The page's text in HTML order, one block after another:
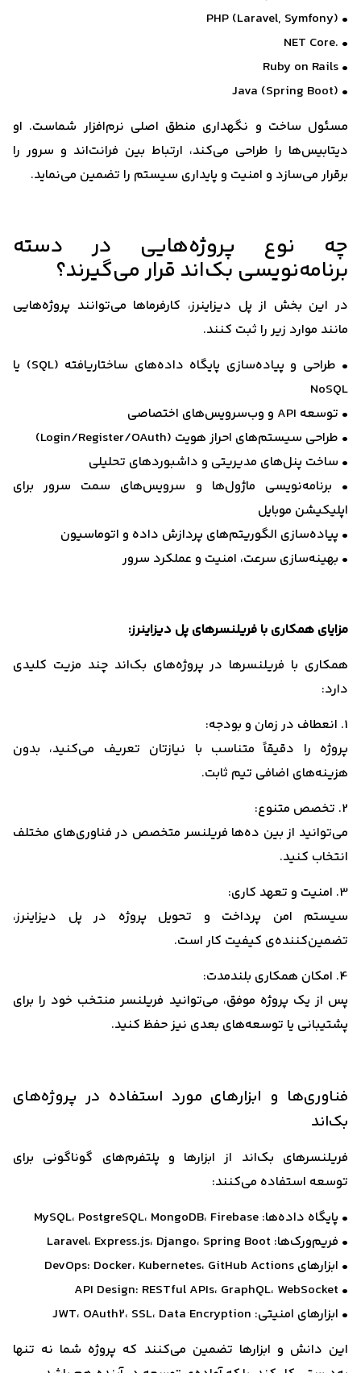
• PHP (Laravel, Symfony)
• .NET Core
• Ruby on Rails
• Java (Spring Boot)
مسئول ساخت و نگهداری منطق اصلی نرم‌افزار شماست. او
دیتابیس‌ها را طراحی می‌کند، ارتباط بین فرانت‌اند و سرور را
برقرار می‌سازد و امنیت و پایداری سیستم را تضمین می‌نماید.
چه نوع پروژه‌هایی در دسته
برنامه‌نویسی بک‌اند قرار می‌گیرند؟
در این بخش از پل دیزاینرز، کارفرماها می‌توانند پروژه‌هایی
مانند موارد زیر را ثبت کنند.
• طراحی و پیاده‌سازی پایگاه داده‌های ساختاریافته (SQL) یا
NoSQL
• توسعه API و وب‌سرویس‌های اختصاصی
• طراحی سیستم‌های احراز هویت (Login/Register/OAuth)
• ساخت پنل‌های مدیریتی و داشبوردهای تحلیلی
• برنامه‌نویسی ماژول‌ها و سرویس‌های سمت سرور برای
اپلیکیشن موبایل
• پیاده‌سازی الگوریتم‌های پردازش داده و اتوماسیون
• بهینه‌سازی سرعت، امنیت و عملکرد سرور
مزایای همکاری با فریلنسرهای پل دیزاینرز:
همکاری با فریلنسرها در پروژه‌های بک‌اند چند مزیت کلیدی
دارد:
1. انعطاف در زمان و بودجه:
پروژه را دقیقاً متناسب با نیازتان تعریف می‌کنید، بدون
هزینه‌های اضافی تیم ثابت.
2. تخصص متنوع:
می‌توانید از بین ده‌ها فریلنسر متخصص در فناوری‌های مختلف
انتخاب کنید.
3. امنیت و تعهد کاری:
سیستم امن پرداخت و تحویل پروژه در پل دیزاینرز،
تضمین‌کننده‌ی کیفیت کار است.
4. امکان همکاری بلندمدت:
پس از یک پروژه موفق، می‌توانید فریلنسر منتخب خود را برای
پشتیبانی یا توسعه‌های بعدی نیز حفظ کنید.
فناوری‌ها و ابزارهای مورد استفاده در پروژه‌های
بک‌اند
فریلنسرهای بک‌اند از ابزارها و پلتفرم‌های گوناگونی برای
توسعه استفاده می‌کنند:
• پایگاه داده‌ها: MySQL، PostgreSQL، MongoDB، Firebase
• فریم‌ورک‌ها: Laravel، Express.js، Django، Spring Boot
• ابزارهای DevOps: Docker، Kubernetes، GitHub Actions
• API Design: RESTful APIs، GraphQL، WebSocket
• ابزارهای امنیتی: JWT، OAuth2، SSL، Data Encryption
این دانش و ابزارها تضمین می‌کنند که پروژه شما نه تنها